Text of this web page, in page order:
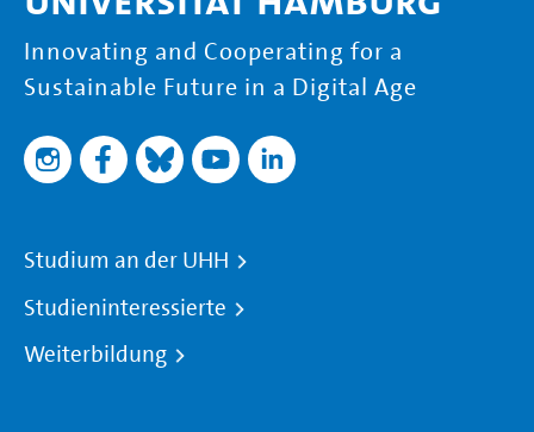
Innovating and Cooperating for a
Sustainable Future in a Digital Age
Studium an der UHH
Studieninteressierte
Weiterbildung